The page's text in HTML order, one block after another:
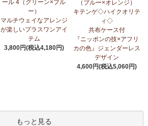
ール 4（グリーン×ブル
ー）
マルチウェイなアレンジ
が楽しいプラスワンアイ
テム
3,800円(税込4,180円)
（ブルー×オレンジ）
キテンゲ◇ハイクオリテ
ィ◇
共布ケース付
『ニッポンの技×アフリ
カの色』ジェンダーレス
デザイン
4,600円(税込5,060円)
もっと見る